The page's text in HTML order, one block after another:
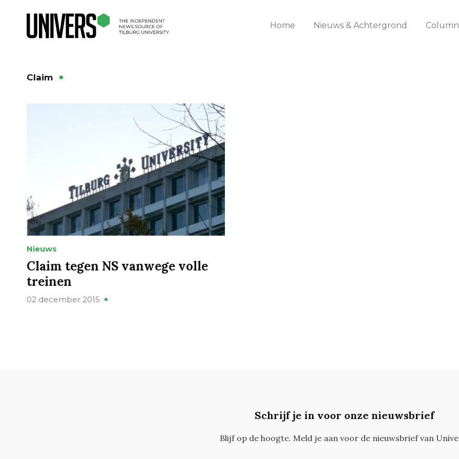
Home Nieuws & Achtergrond
Claim
Nieuws
Claim tegen NS vanwege volle
treinen
02 december 2015
Schrijf je in voor onze nieuwsbrief
Blijf op de hoogte. Meld je aan voor de nieuwsbrief van